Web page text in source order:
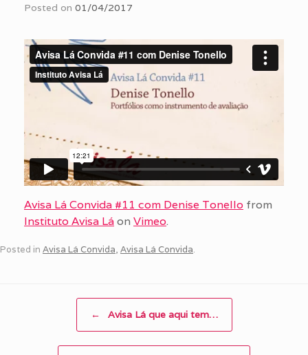
Posted on 01/04/2017
Avisa Lá Convida #11 com Denise Tonello from
Instituto Avisa Láon Vimeo.
Posted in Avisa Lá Convida, Avisa Lá Convida.
← Avisa Lá que aqui tem…